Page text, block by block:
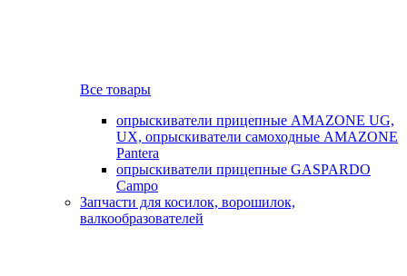
Все товары
опрыскиватели прицепные AMAZONE UG,
UX, опрыскиватели самоходные AMAZONE
Pantera
опрыскиватели прицепные GASPARDO
Campo
Запчасти для косилок, ворошилок,
валкообразователей